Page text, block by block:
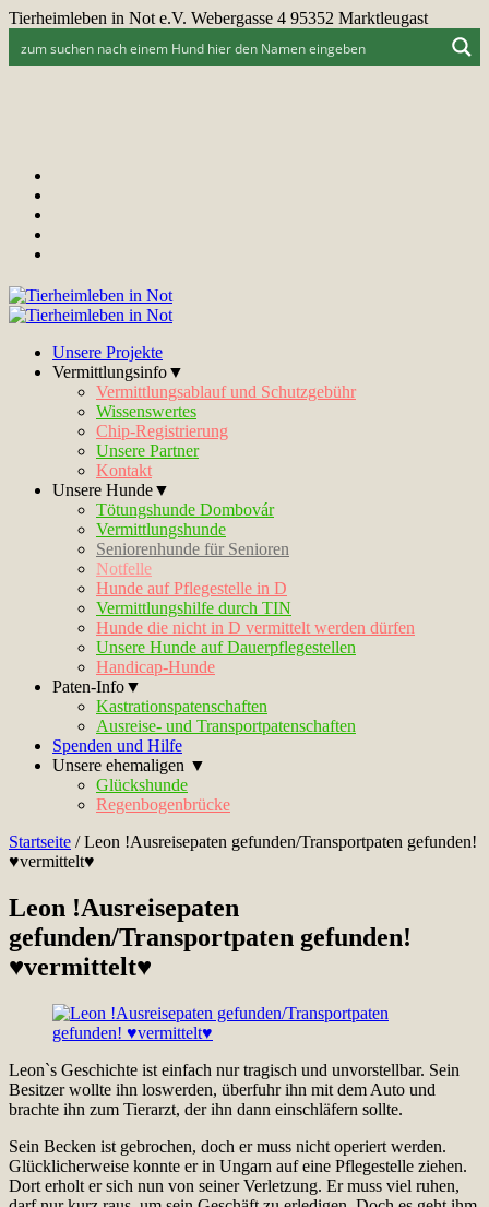
Tierheimleben in Not e.V. Webergasse 4 95352 Marktleugast
Unsere Projekte
Vermittlungsinfo▼
Vermittlungsablauf und Schutzgebühr
Wissenswertes
Chip-Registrierung
Unsere Partner
Kontakt
Unsere Hunde▼
Tötungshunde Dombovár
Vermittlungshunde
Seniorenhunde für Senioren
Notfelle
Hunde auf Pflegestelle in D
Vermittlungshilfe durch TIN
Hunde die nicht in D vermittelt werden dürfen
Unsere Hunde auf Dauerpflegestellen
Handicap-Hunde
Paten-Info▼
Kastrationspatenschaften
Ausreise- und Transportpatenschaften
Spenden und Hilfe
Unsere ehemaligen ▼
Glückshunde
Regenbogenbrücke
Startseite /Leon !Ausreisepaten gefunden/Transportpaten gefunden!
♥vermittelt♥
Leon !Ausreisepaten
gefunden/Transportpaten gefunden!
♥vermittelt♥
Leon`s Geschichte ist einfach nur tragisch und unvorstellbar. Sein
Besitzer wollte ihn loswerden, überfuhr ihn mit dem Auto und
brachte ihn zum Tierarzt, der ihn dann einschläfern sollte.
Sein Becken ist gebrochen, doch er muss nicht operiert werden.
Glücklicherweise konnte er in Ungarn auf eine Pflegestelle ziehen.
Dort erholt er sich nun von seiner Verletzung. Er muss viel ruhen,